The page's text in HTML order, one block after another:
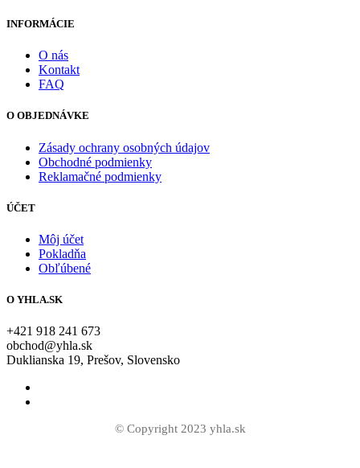
INFORMÁCIE
O nás
Kontakt
FAQ
O OBJEDNÁVKE
Zásady ochrany osobných údajov
Obchodné podmienky
Reklamačné podmienky
ÚČET
Môj účet
Pokladňa
Obľúbené
O YHLA.SK
+421 918 241 673
obchod@yhla.sk
Duklianska 19, Prešov, Slovensko
© Copyright 2023 yhla.sk